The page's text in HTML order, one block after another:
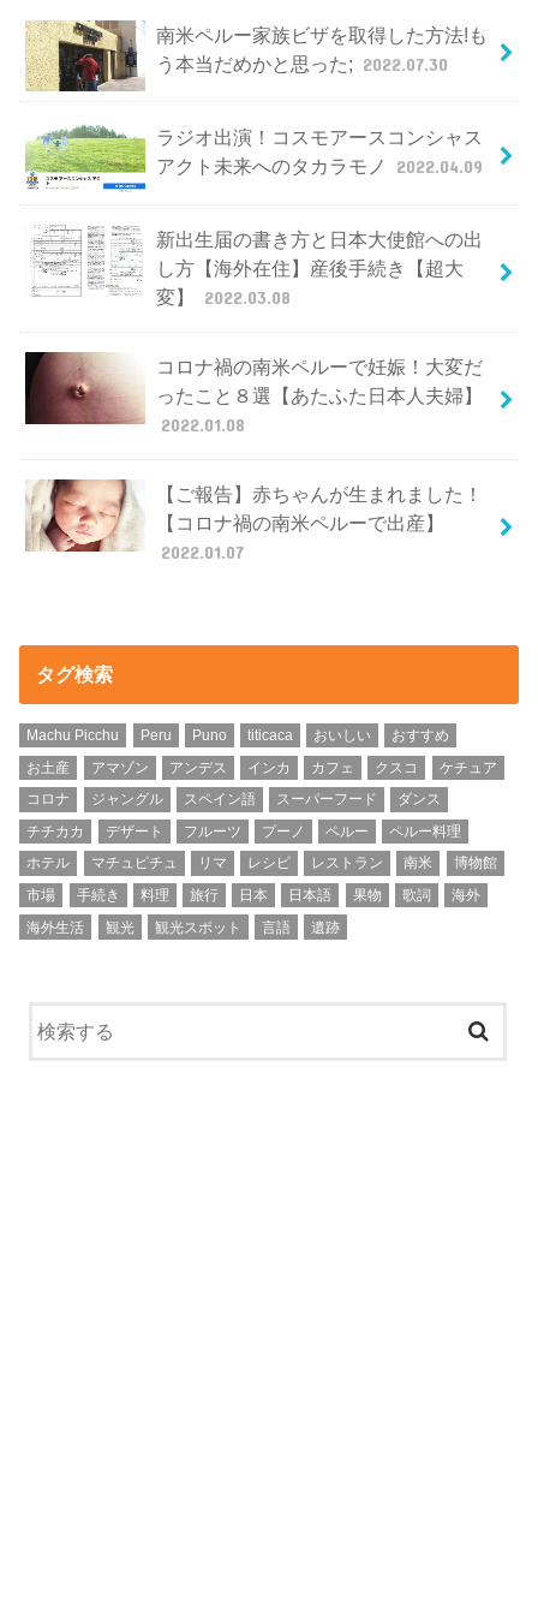
南米ペルー家族ビザを取得した方法!も
う本当だめかと思った; 2022.07.30
ラジオ出演！コスモアースコンシャス
アクト未来へのタカラモノ
2022.04.09
新出生届の書き方と日本大使館への出
し方【海外在住】産後手続き【超大
変】
2022.03.08
コロナ禍の南米ペルーで妊娠！大変だ
ったこと８選【あたふた日本人夫婦】
2022.01.08
【ご報告】赤ちゃんが生まれました！
【コロナ禍の南米ペルーで出産】
2022.01.07
タグ検索
Machu Picchu Peru Puno titicaca おいしい
おすすめ
お土産
アマゾン アンデス インカ カフェ クスコ
ケチュア
コロナ
ジャングル スペイン語 スーパーフード
ダンス
チチカカ
デザート フルーツ プーノ ペルー
ペルー料理
ホテル
マチュピチュ リマ レシピ レストラン 南米
博物館
市場
手続き 料理 旅行 日本 日本語 果物 歌詞
海外
海外生活
観光 観光スポット 言語 遺跡